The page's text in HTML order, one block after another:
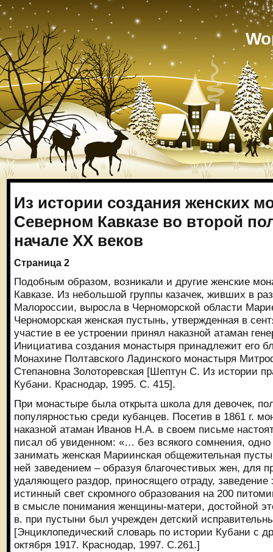
Из истории создания женских
Северном Кавказе во второй
начале XX веков
Страница 2
Подобным образом, возникали и другие женские
Кавказе. Из небольшой группы казачек, живших в
Малороссии, выросла в Черноморской области
Черноморская женская пустынь, утвержденная в
участие в ее устроении принял наказной атаман
Инициатива создания монастыря принадлежит его
Монахине Полтавского Ладинского монастыря
Степановна Золоторевская [Шептун С. Из истории
Кубани. Краснодар, 1995. С. 415].
При монастыре была открыта школа для девочек,
популярностью среди кубанцев. Посетив в 1861 г.
наказной атаман Иванов Н.А. в своем письме
писал об увиденном: «… без всякого сомнения,
занимать женская Мариинская общежительная
ней заведением – образуя благочестивых жен, для
удаляющего раздор, приносящего отраду,
истинный свет скромного образования на 200
в смысле понимания женщины-матери, достойной
в. при пустыни был учрежден детский
[Энциклопедический словарь по истории Кубани с
октября 1917. Краснодар, 1997. C.261.]